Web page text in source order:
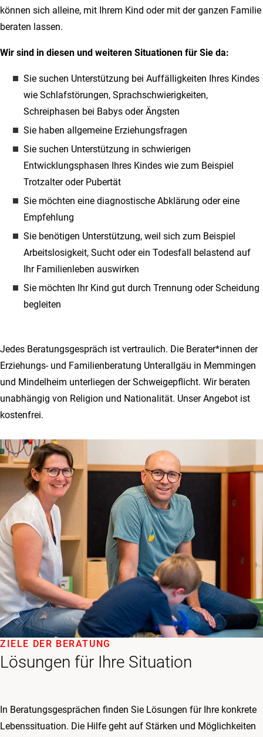
können sich alleine, mit Ihrem Kind oder mit der ganzen Familie
beraten lassen.
Wir sind in diesen und weiteren Situationen für Sie da:
Sie suchen Unterstützung bei Auffälligkeiten Ihres Kindes
wie Schlafstörungen, Sprachschwierigkeiten,
Schreiphasen bei Babys oder Ängsten
Sie haben allgemeine Erziehungsfragen
Sie suchen Unterstützung in schwierigen
Entwicklungsphasen Ihres Kindes wie zum Beispiel
Trotzalter oder Pubertät
Sie möchten eine diagnostische Abklärung oder eine
Empfehlung
Sie benötigen Unterstützung, weil sich zum Beispiel
Arbeitslosigkeit, Sucht oder ein Todesfall belastend auf
Ihr Familienleben auswirken
Sie möchten Ihr Kind gut durch Trennung oder Scheidung
begleiten
Jedes Beratungsgespräch ist vertraulich. Die Berater*innen der
Erziehungs- und Familienberatung Unterallgäu in Memmingen
und Mindelheim unterliegen der Schweigepflicht. Wir beraten
unabhängig von Religion und Nationalität. Unser Angebot ist
kostenfrei.
Lösungen für Ihre Situation
ZIELE DER BERATUNG
In Beratungsgesprächen finden Sie Lösungen für Ihre konkrete
Lebenssituation. Die Hilfe geht auf Stärken und Möglichkeiten